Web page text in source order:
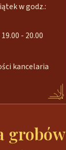
w godz.:
- 20.00
kancelaria
grobów